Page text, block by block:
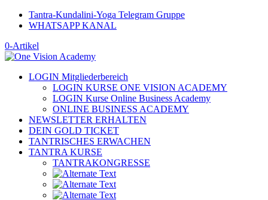
Tantra-Kundalini-Yoga Telegram Gruppe
WHATSAPP KANAL
0-Artikel
LOGIN Mitgliederbereich
LOGIN KURSE ONE VISION ACADEMY
LOGIN Kurse Online Business Academy
ONLINE BUSINESS ACADEMY
NEWSLETTER ERHALTEN
DEIN GOLD TICKET
TANTRISCHES ERWACHEN
TANTRA KURSE
TANTRAKONGRESSE